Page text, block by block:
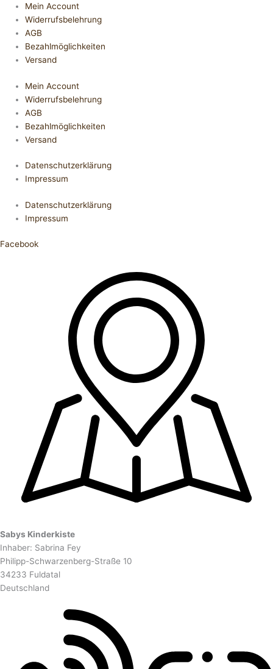
Mein Account
Widerrufsbelehrung
AGB
Bezahlmöglichkeiten
Versand
Mein Account
Widerrufsbelehrung
AGB
Bezahlmöglichkeiten
Versand
Datenschutzerklärung
Impressum
Datenschutzerklärung
Impressum
Facebook
Sabys Kinderkiste
Inhaber: Sabrina Fey
Philipp-Schwarzenberg-Straße 10
34233 Fuldatal
Deutschland